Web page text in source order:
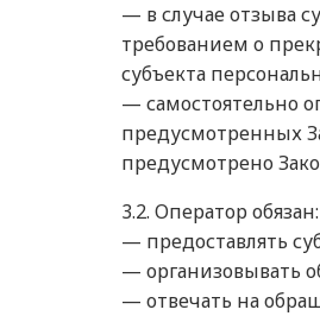
— в случае отзыва
требованием о
субъекта
— самостоятельно
предусмотренных
предусмотрено
3.2. Оператор обязан:
— предоставлять
— организовывать
— отвечать на